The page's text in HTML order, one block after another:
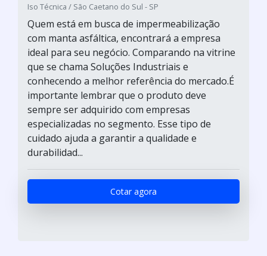
Iso Técnica / São Caetano do Sul - SP
Quem está em busca de impermeabilização
com manta asfáltica, encontrará a empresa
ideal para seu negócio. Comparando na vitrine
que se chama Soluções Industriais e
conhecendo a melhor referência do mercado.É
importante lembrar que o produto deve
sempre ser adquirido com empresas
especializadas no segmento. Esse tipo de
cuidado ajuda a garantir a qualidade e
durabilidad...
Cotar agora